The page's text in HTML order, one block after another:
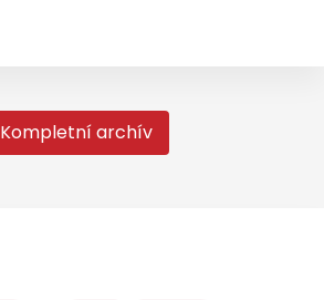
Kompletní archív